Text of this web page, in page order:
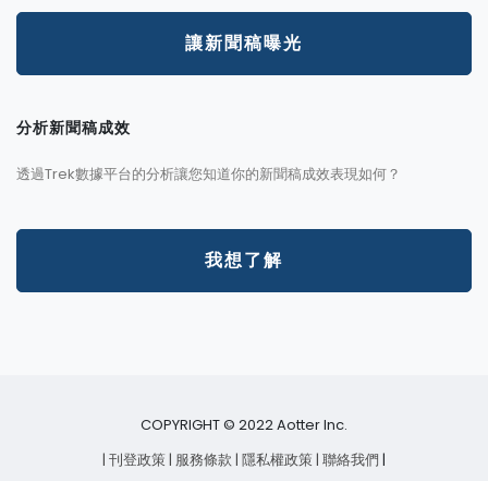
讓新聞稿曝光
分析新聞稿成效
透過Trek數據平台的分析讓您知道你的新聞稿成效表現如何？
我想了解
COPYRIGHT © 2022 Aotter Inc.
| 刊登政策| 服務條款| 隱私權政策| 聯絡我們 |